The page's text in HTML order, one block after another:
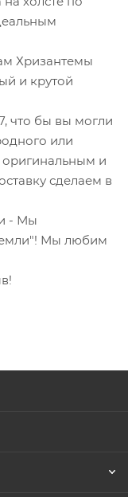
Хризантемы
и крутой
что бы вы могли
или
оригинальным и
сделаем в
- Мы
Мы любим